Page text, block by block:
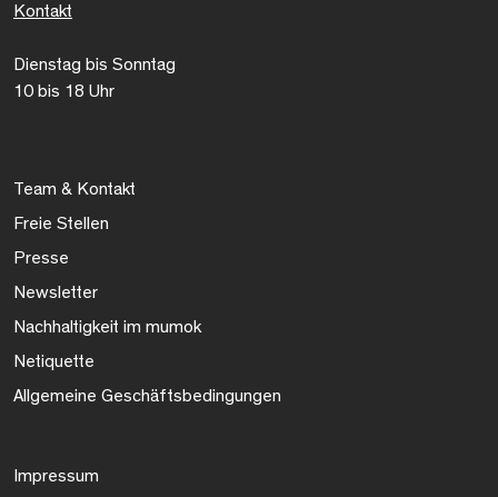
Kontakt
Dienstag bis Sonntag
10 bis 18 Uhr
Team & Kontakt
Freie Stellen
Presse
Newsletter
Nachhaltigkeit im mumok
Netiquette
Allgemeine Geschäftsbedingungen
Impressum